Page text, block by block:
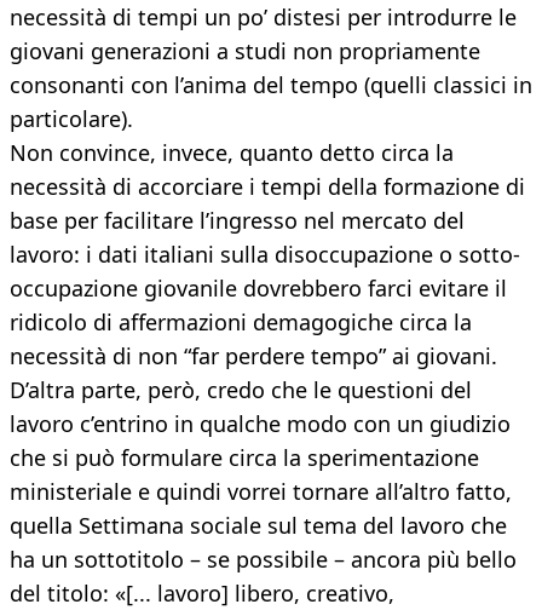
necessità di tempi un po’ distesi per introdurre le
giovani generazioni a studi non propriamente
consonanti con l’anima del tempo (quelli classici in
particolare).
Non convince, invece, quanto detto circa la
necessità di accorciare i tempi della formazione di
base per facilitare l’ingresso nel mercato del
lavoro: i dati italiani sulla disoccupazione o sotto-
occupazione giovanile dovrebbero farci evitare il
ridicolo di affermazioni demagogiche circa la
necessità di non “far perdere tempo” ai giovani.
D’altra parte, però, credo che le questioni del
lavoro c’entrino in qualche modo con un giudizio
che si può formulare circa la sperimentazione
ministeriale e quindi vorrei tornare all’altro fatto,
quella Settimana sociale sul tema del lavoro che
ha un sottotitolo – se possibile – ancora più bello
del titolo: «[... lavoro] libero, creativo,